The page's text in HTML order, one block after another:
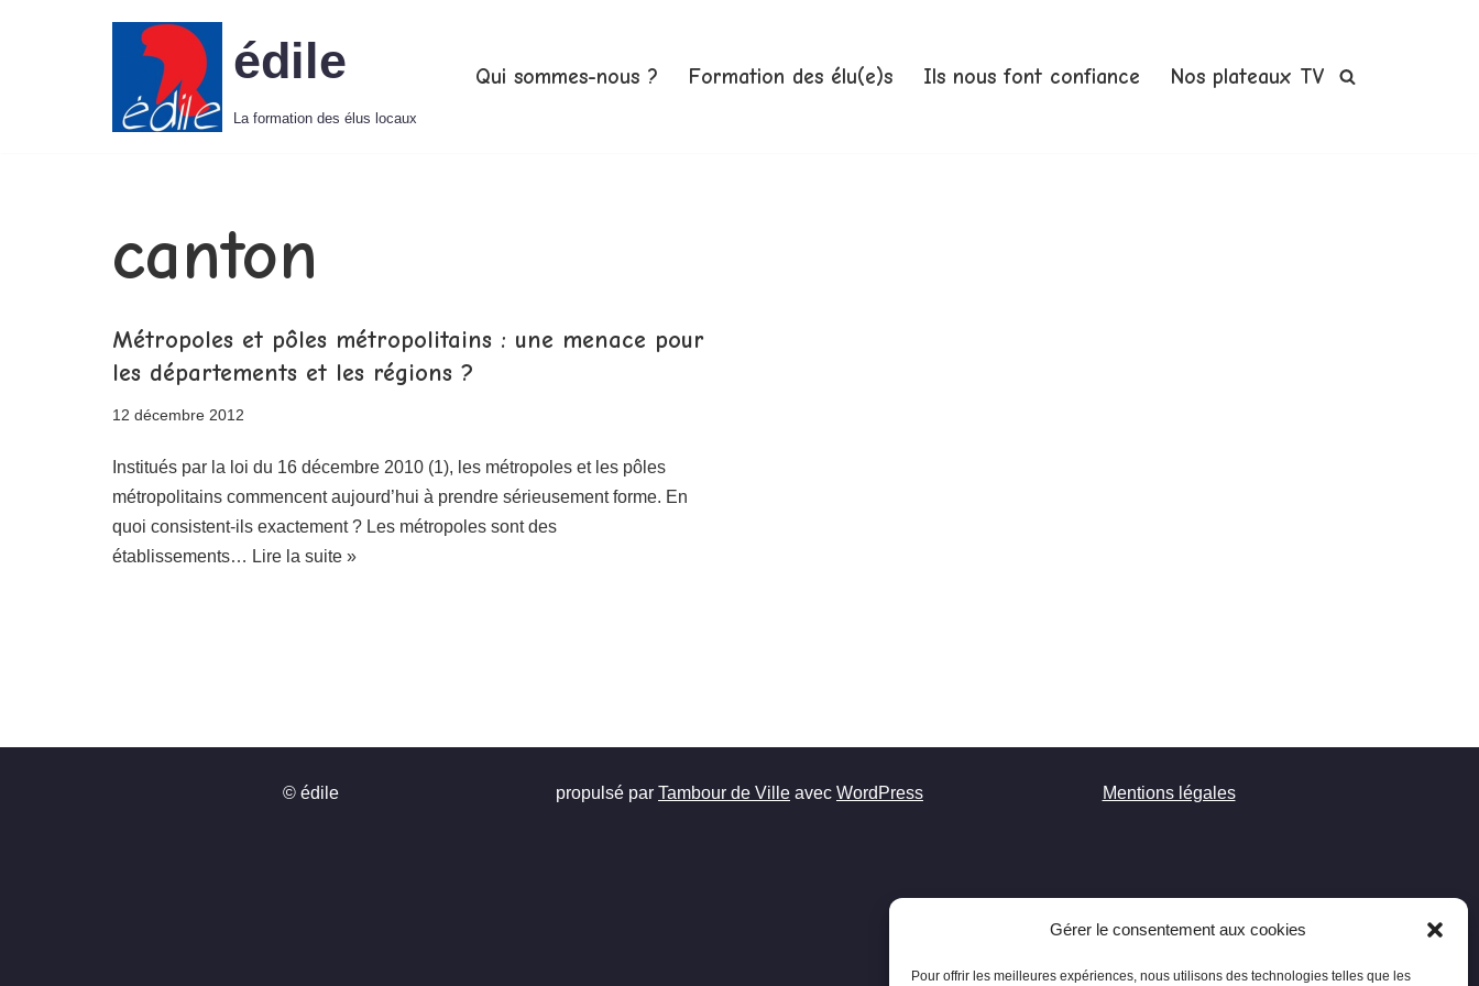
Gérer le consentement aux cookies
Pour offrir les meilleures expériences, nous utilisons des technologies telles que les
édile
La formation des élus locaux
Qui sommes-nous ? Formation des élu(e)s Ils nous font confiance Nos plateaux TV
canton
Métropoles et pôles métropolitains : une menace pour
les départements et les régions ?
12 décembre 2012
Institués par la loi du 16 décembre 2010 (1), les métropoles et les pôles
métropolitains commencent aujourd’hui à prendre sérieusement forme. En
quoi consistent-ils exactement ? Les métropoles sont des
établissements… Lire la suite »
© édile propulsé par Tambour de Ville avec WordPress Mentions légales